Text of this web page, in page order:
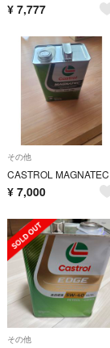
¥ 7,777
その他
CASTROL MAGNATEC
¥ 7,000
その他